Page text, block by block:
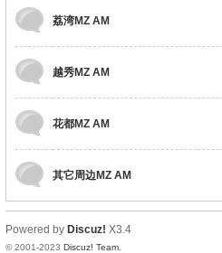
荔湾MZ AM
越秀MZ AM
花都MZ AM
其它周边MZ AM
Powered by Discuz! X3.4
© 2001-2023 Discuz! Team